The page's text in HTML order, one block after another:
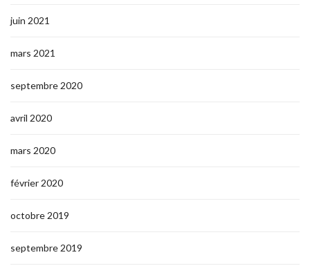
juin 2021
mars 2021
septembre 2020
avril 2020
mars 2020
février 2020
octobre 2019
septembre 2019